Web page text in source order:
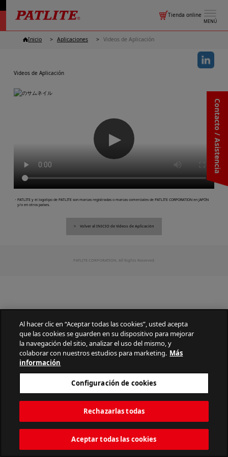
MENÚ
Tienda online
Contacto / Asistencia
Inicio Aplicaciones Videos de Aplicación
Videos de Aplicación
▶
・PATLITE y el logotipo de PATLITE son marcas registradas o marcas comerciales de PATLITE CORPORATION en JAPÓN
y/o en otros países.
Volver al INICIO de Videos de Aplicación
PATLITE CORPORATION. All Rights Reserved.
Al hacer clic en “Aceptar todas las cookies”, usted acepta
que las cookies se guarden en su dispositivo para mejorar
la navegación del sitio, analizar el uso del mismo, y
colaborar con nuestros estudios para marketing. Más
información
Configuración de cookies
Rechazarlas todas
Aceptar todas las cookies